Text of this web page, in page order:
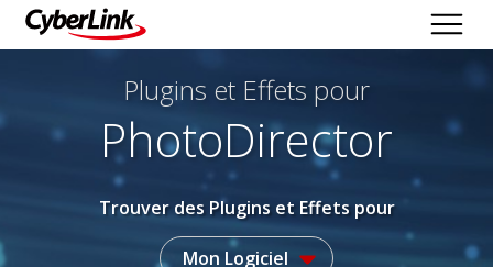
Plugins et Effets pour
PhotoDirector
Trouver des Plugins et Effets pour
Mon Logiciel